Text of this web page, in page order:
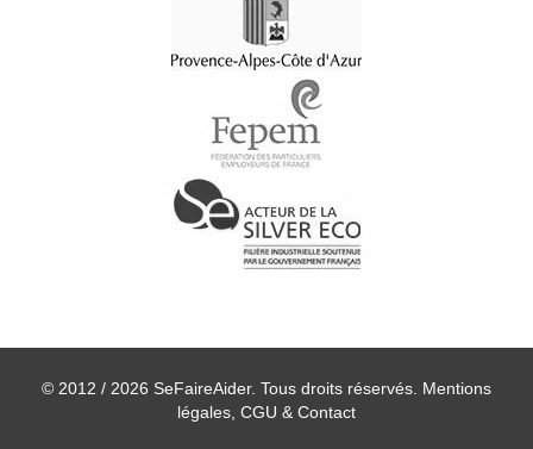
© 2012 / 2026 SeFaireAider. Tous droits réservés. Mentions
légales, CGU & Contact